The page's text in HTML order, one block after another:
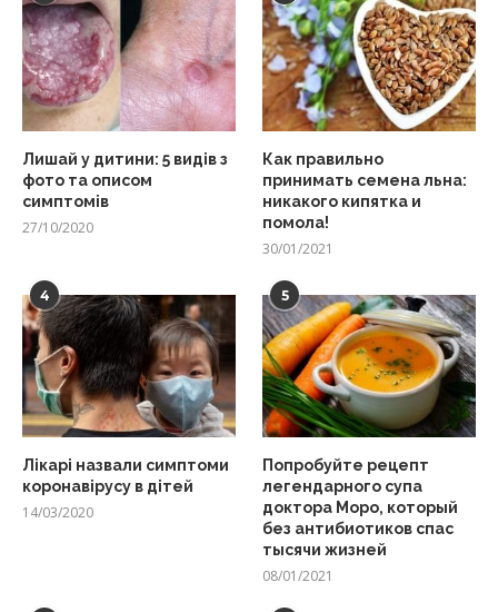
Лишай у дитини: 5 видів з
фото та описом
симптомів
27/10/2020
Как правильно
принимать семена льна:
никакого кипятка и
помола!
30/01/2021
4
Лікарі назвали симптоми
коронавірусу в дітей
14/03/2020
5
Попробуйте рецепт
легендарного супа
доктора Моро, который
без антибиотиков спас
тысячи жизней
08/01/2021